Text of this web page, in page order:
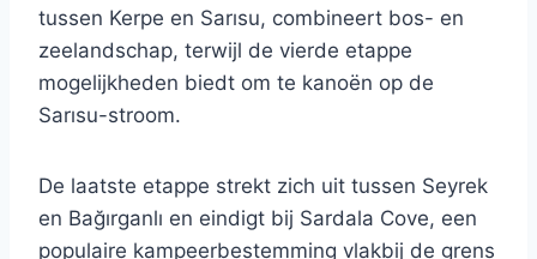
tussen Kerpe en Sarısu, combineert bos- en
zeelandschap, terwijl de vierde etappe
mogelijkheden biedt om te kanoën op de
Sarısu-stroom.
De laatste etappe strekt zich uit tussen Seyrek
en Bağırganlı en eindigt bij Sardala Cove, een
populaire kampeerbestemming vlakbij de grens